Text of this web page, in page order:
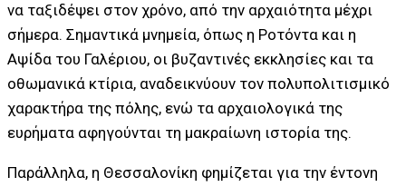
να ταξιδέψει στον χρόνο, από την αρχαιότητα μέχρι
σήμερα. Σημαντικά μνημεία, όπως η Ροτόντα και η
Αψίδα του Γαλέριου, οι βυζαντινές εκκλησίες και τα
οθωμανικά κτίρια, αναδεικνύουν τον πολυπολιτισμικό
χαρακτήρα της πόλης, ενώ τα αρχαιολογικά της
ευρήματα αφηγούνται τη μακραίωνη ιστορία της.
Παράλληλα, η Θεσσαλονίκη φημίζεται για την έντονη